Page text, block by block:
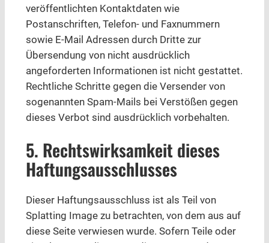
veröffentlichten Kontaktdaten wie
Postanschriften, Telefon- und Faxnummern
sowie E-Mail Adressen durch Dritte zur
Übersendung von nicht ausdrücklich
angeforderten Informationen ist nicht gestattet.
Rechtliche Schritte gegen die Versender von
sogenannten Spam-Mails bei Verstößen gegen
dieses Verbot sind ausdrücklich vorbehalten.
5. Rechtswirksamkeit dieses
Haftungsausschlusses
Dieser Haftungsausschluss ist als Teil von
Splatting Image zu betrachten, von dem aus auf
diese Seite verwiesen wurde. Sofern Teile oder